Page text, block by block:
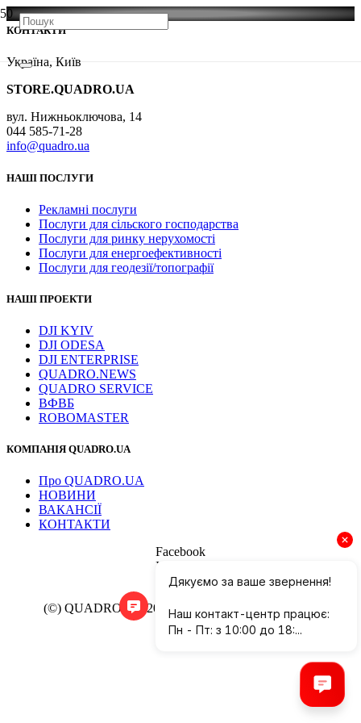
КОНТАКТИ
Україна, Київ
STORE.QUADRO.UA
вул. Нижньоключова, 14
044 585-71-28
info@quadro.ua
НАШІ ПОСЛУГИ
Рекламні послуги
Послуги для сільского господарства
Послуги для ринку нерухомості
Послуги для енергоефективності
Послуги для геодезії/топографії
НАШІ ПРОЕКТИ
DJI KYIV
DJI ODESA
DJI ENTERPRISE
QUADRO.NEWS
QUADRO SERVICE
ВФВБ
ROBOMASTER
КОМПАНІЯ QUADRO.UA
Про QUADRO.UA
НОВИНИ
ВАКАНСІЇ
КОНТАКТИ
Facebook
Instagram
YouTube
(©) QUADRO.UA 2013-2025. Всі права захищено